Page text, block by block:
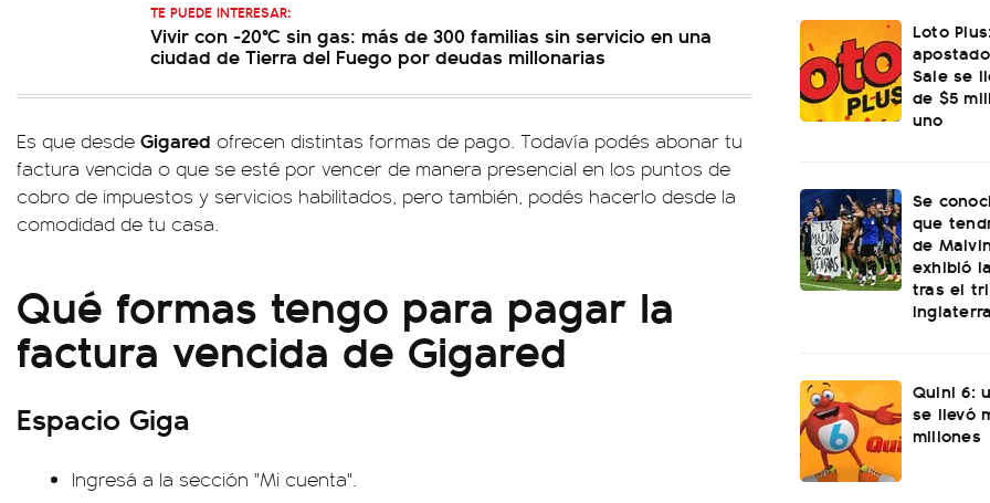
TE PUEDE INTERESAR:
Vivir con -20°C sin gas: más de 300 familias sin servicio en una
ciudad de Tierra del Fuego por deudas millonarias
Es que desde Gigared ofrecen distintas formas de pago. Todavía podés abonar tu
factura vencida o que se esté por vencer de manera presencial en los puntos de
cobro de impuestos y servicios habilitados, pero también, podés hacerlo desde la
comodidad de tu casa.
Qué formas tengo para pagar la
factura vencida de Gigared
Espacio Giga
Ingresá a la sección "Mi cuenta".
Loto
Sale se
de $5
uno
Se
que
de
exhibió
tras el
Inglaterra
Quini 6:
se llevó
millones